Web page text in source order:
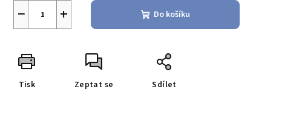
+
− Do košíku
Tisk Zeptat se Sdílet